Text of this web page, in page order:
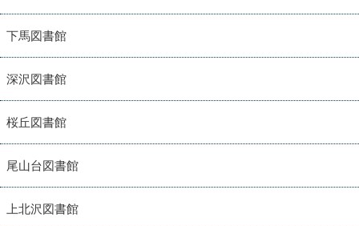
下馬図書館
深沢図書館
桜丘図書館
尾山台図書館
上北沢図書館